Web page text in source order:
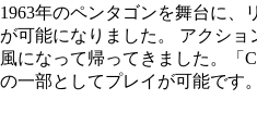
1963年のペンタゴンを舞台に、
が可能になりました。 アクシ
風になって帰ってきました。「
の一部としてプレイが可能です。